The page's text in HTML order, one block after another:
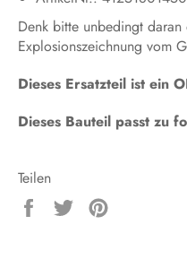
Denk bitte unbedingt
Explosionszeichnung vom
Dieses Ersatzteil ist ein
Dieses Bauteil passt zu
Teilen
Auf
Auf